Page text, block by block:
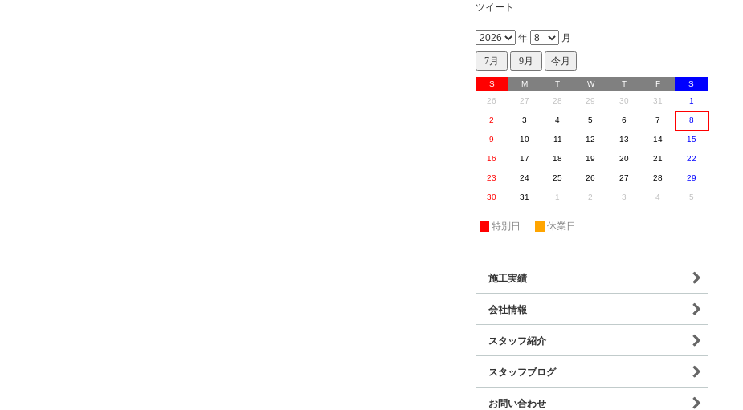
ツイート
年 月
S M T W T F
S
26
27 28 29 30 31 1
2 3 4 5 6 7 8
9 10 11 12 13 14 15
16 17 18 19 20 21 22
23 24 25 26 27 28 29
30 31 1 2 3 4 5
特別日 休業日
施工実績
会社情報
スタッフ紹介
スタッフブログ
お問い合わせ